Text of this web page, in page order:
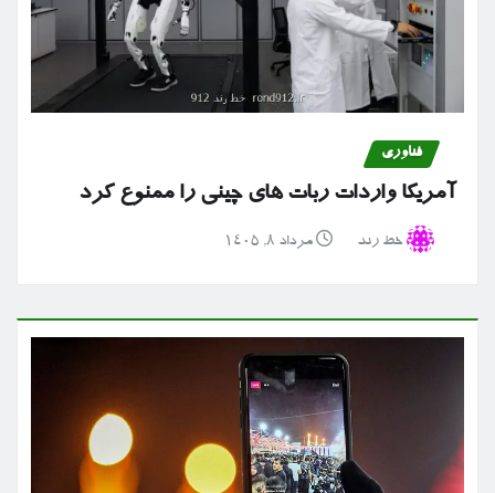
فناوری
آمریکا واردات ربات های چینی را ممنوع کرد
خط رند مرداد ۸, ۱۴۰۵